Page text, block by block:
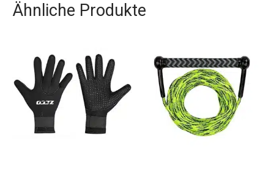
Ähnliche Produkte